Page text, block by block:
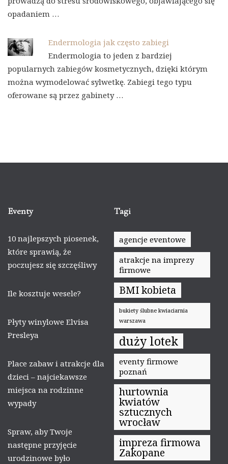
opadaniem …
Endermologia jak często zabiegi
Endermologia to jeden z bardziej
popularnych zabiegów kosmetycznych, dzięki którym
można wymodelować sylwetkę. Zabiegi tego typu
oferowane są przez gabinety …
Eventy
10 najlepszych piosenek,
które sprawią, że
poczujesz się szczęśliwy
Ile kosztuje wesele?
Płyty winylowe Elvisa
Presleya
Place zabaw i atrakcje dla
dzieci – najciekawsze
miejsca na rodzinne
wypady
Spraw, aby Twoje
następne przyjęcie
urodzinowe było
Tagi
agencje eventowe
atrakcje na imprezy
firmowe
BMI kobieta
bukiety ślubne kwiaciarnia
warszawa
duży lotek
eventy firmowe
poznań
hurtownia
kwiatów
sztucznych
wrocław
impreza firmowa
Zakopane